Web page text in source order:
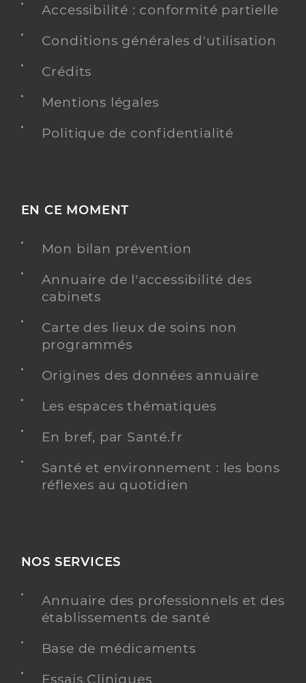
Accessibilité : conformité partielle
Conditions générales d'utilisation
Crédits
Mentions légales
Politique de confidentialité
EN CE MOMENT
Mon bilan prévention
Annuaire de l'accessibilité des
cabinets
Carte des lieux de soins non
programmés
Origines des données annuaire
Les espaces thématiques
En bref, par Santé.fr
Santé et environnement : les bons
réflexes au quotidien
NOS SERVICES
Annuaire des professionnels et des
établissements de santé
Base de médicaments
Essais Cliniques